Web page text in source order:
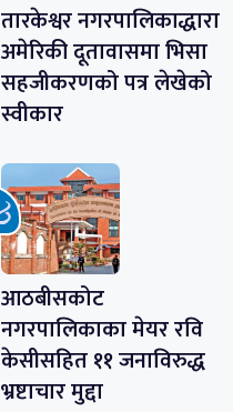
तारकेश्वर नगरपालिकाद्धारा
अमेरिकी दूतावासमा भिसा
सहजीकरणको पत्र लेखेको
स्वीकार
आठबीसकोट
नगरपालिकाका मेयर रवि
केसीसहित ११ जनाविरुद्ध
भ्रष्टाचार मुद्दा